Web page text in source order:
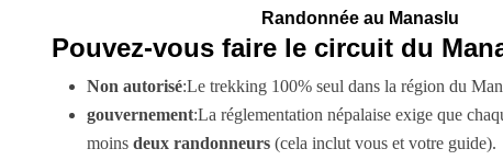
Randonnée au Manaslu
Pouvez-vous faire le circuit du
Non autorisé:Le trekking 100% seul dans la région du
gouvernement:La réglementation népalaise exige que
moins deux randonneurs (cela inclut vous et votre guide).